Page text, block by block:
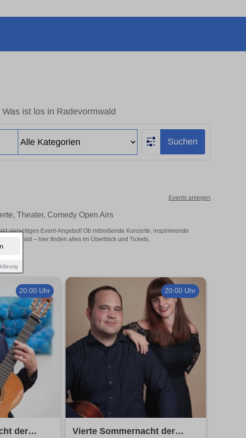
ist los in Radevormwald
Suchen
Events anlegen
Theater, Comedy Open Airs
vielseitiges Event-Angebot! Ob mitreißende Konzerte, inspirierende
– hier finden alles im Überblick und Tickets.
20:00 Uhr
der
20:00 Uhr
Vierte Sommernacht der